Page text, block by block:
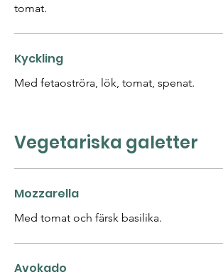
tomat.
Kyckling
Med fetaoströra, lök, tomat, spenat.
Vegetariska galetter
Mozzarella
Med tomat och färsk basilika.
Avokado